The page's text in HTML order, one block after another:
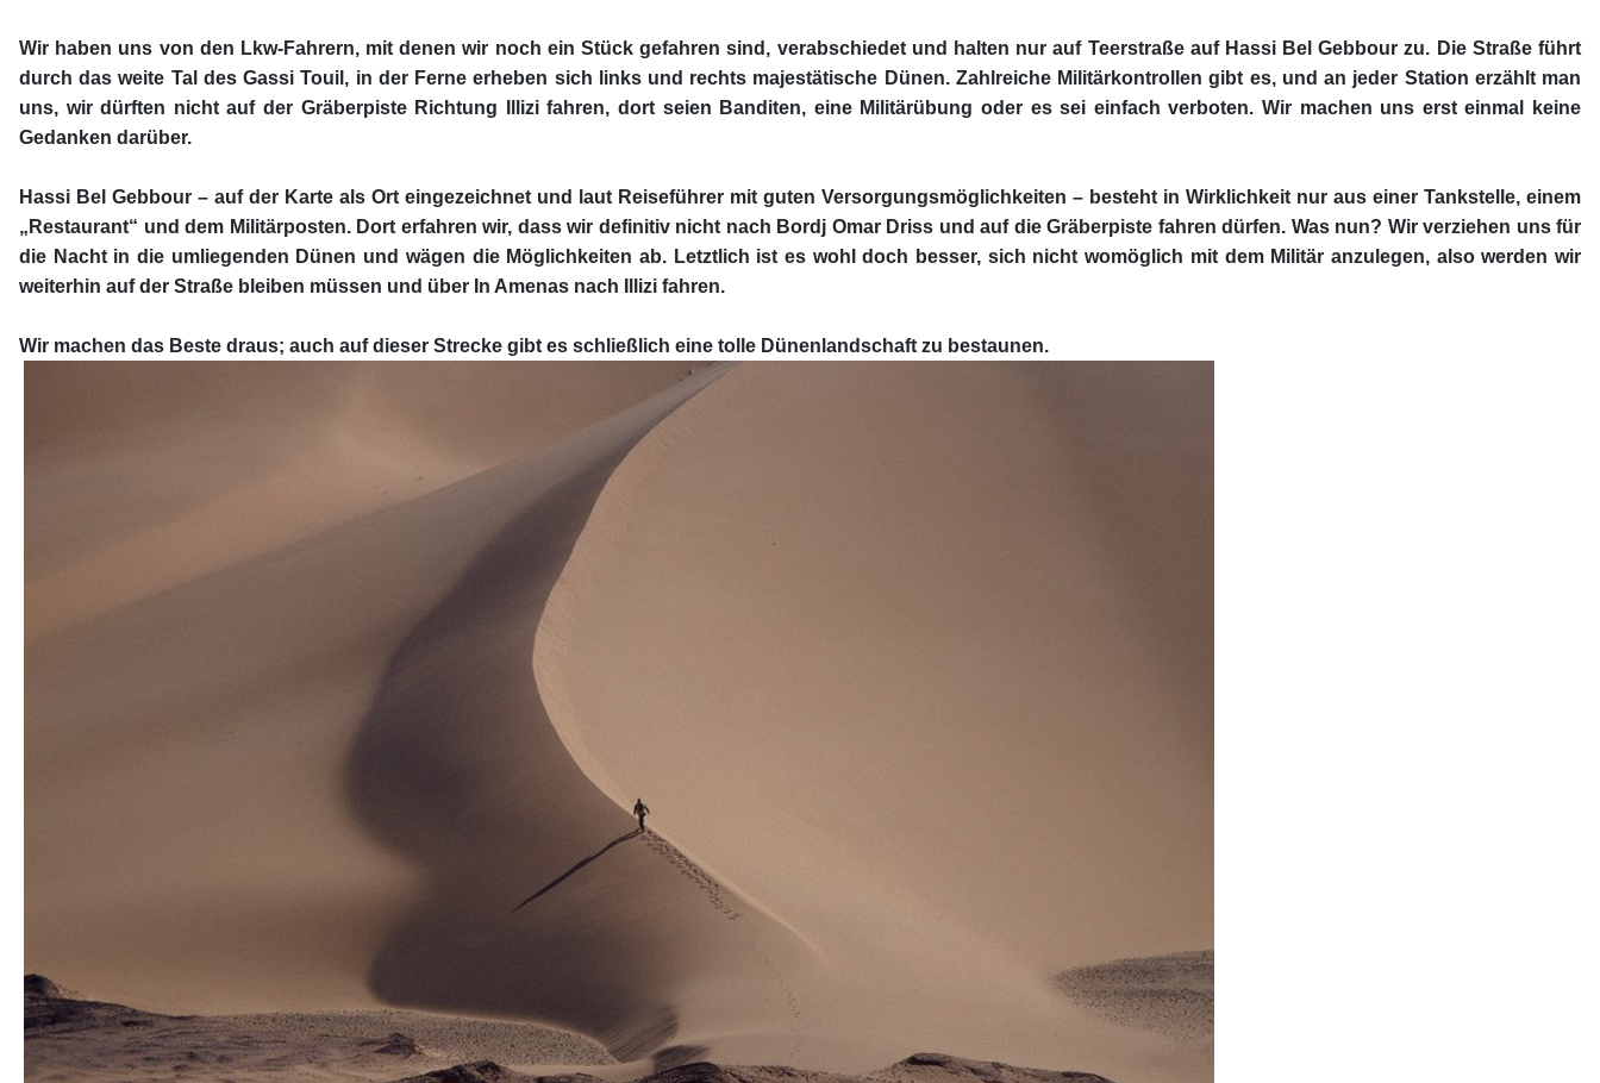
Wir haben uns von den Lkw-Fahrern, mit denen wir noch ein Stück gefahren sind, verabschiedet und halten nur auf Teerstraße auf Hassi Bel Gebbour zu. Die Straße führt
durch das weite Tal des Gassi Touil, in der Ferne erheben sich links und rechts majestätische Dünen. Zahlreiche Militärkontrollen gibt es, und an jeder Station erzählt man
uns, wir dürften nicht auf der Gräberpiste Richtung Illizi fahren, dort seien Banditen, eine Militärübung oder es sei einfach verboten. Wir machen uns erst einmal keine
Gedanken darüber.
Hassi Bel Gebbour – auf der Karte als Ort eingezeichnet und laut Reiseführer mit guten Versorgungsmöglichkeiten – besteht in Wirklichkeit nur aus einer Tankstelle, einem
„Restaurant“ und dem Militärposten. Dort erfahren wir, dass wir definitiv nicht nach Bordj Omar Driss und auf die Gräberpiste fahren dürfen. Was nun? Wir verziehen uns für
die Nacht in die umliegenden Dünen und wägen die Möglichkeiten ab. Letztlich ist es wohl doch besser, sich nicht womöglich mit dem Militär anzulegen, also werden wir
weiterhin auf der Straße bleiben müssen und über In Amenas nach Illizi fahren.
Wir machen das Beste draus; auch auf dieser Strecke gibt es schließlich eine tolle Dünenlandschaft zu bestaunen.